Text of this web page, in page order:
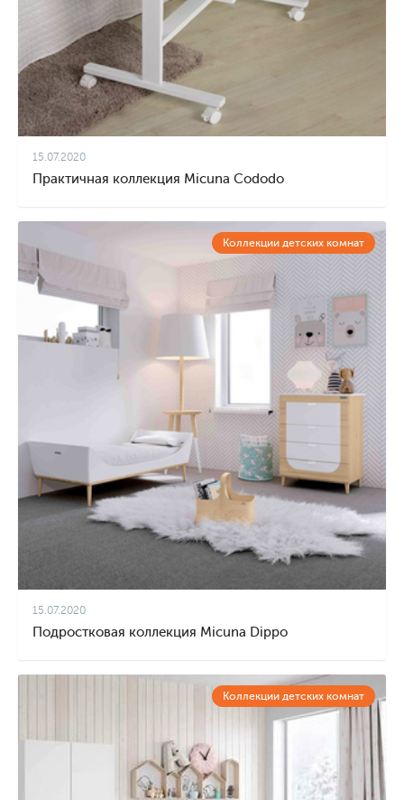
15.07.2020
Практичная коллекция Micuna Cododo
Коллекции детских комнат
15.07.2020
Подростковая коллекция Micuna Dippo
Коллекции детских комнат